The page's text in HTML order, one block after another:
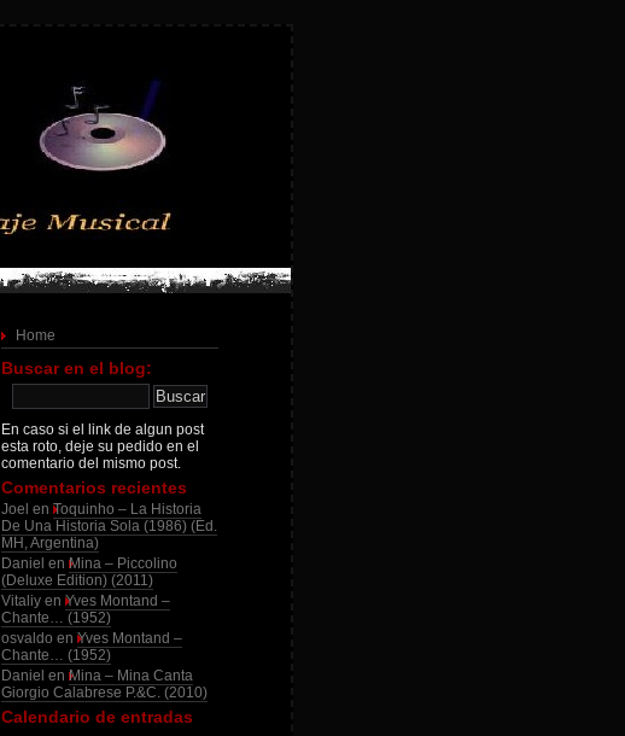
Home
Buscar en el blog:
En caso si el link de algun post
esta roto, deje su pedido en el
comentario del mismo post.
Comentarios recientes
Joel en Toquinho – La Historia
De Una Historia Sola (1986) (Ed.
MH, Argentina)
Daniel en Mina – Piccolino
(Deluxe Edition) (2011)
Vitaliy en Yves Montand –
Chante… (1952)
osvaldo en Yves Montand –
Chante… (1952)
Daniel en Mina – Mina Canta
Giorgio Calabrese P.&C. (2010)
Calendario de entradas